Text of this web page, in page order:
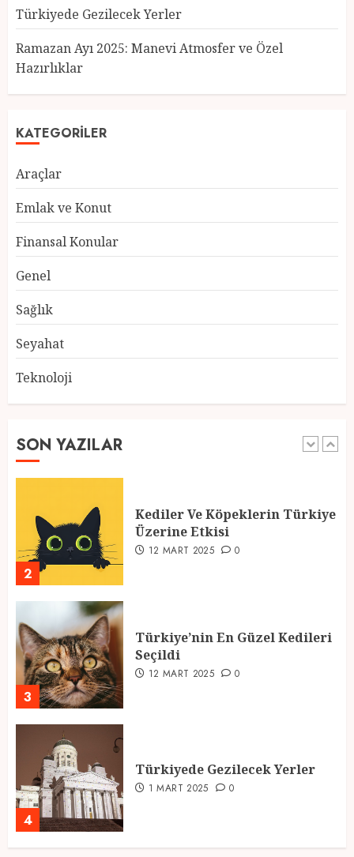
Türkiyede Gezilecek Yerler
Ramazan Ayı 2025: Manevi Atmosfer ve Özel
Hazırlıklar
KATEGORILER
Araçlar
Emlak ve Konut
Finansal Konular
Genel
Sağlık
Seyahat
Teknoloji
SON YAZILAR
Türkiye’nin En Güzel Kedileri
Seçildi
12 MART 2025
4
5
1
2025 En İyi Yaz Tatilleri
2
Kediler Ve Köpeklerin Türkiye
Üzerine Etkisi
12 MART 2025 0
3
Türkiye’nin En Güzel Kedileri
Seçildi
12 MART 2025 0
4
Türkiyede Gezilecek Yerler
1 MART 2025 0